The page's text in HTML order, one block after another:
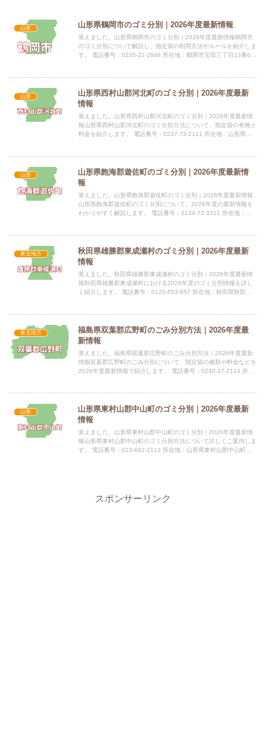
山形 山形県鶴岡市のゴミ分別｜2026年度最新情報
覚えました。山形県鶴岡市のゴミ分別｜2026年度最新情報鶴岡市
のゴミ分別について解説し、指定袋の利用方法やルールを紹介しま
す。 電話番号：0235-22-2848 所在地：鶴岡市宝田三丁目13番6号
山形
山形県西村山郡河北町のゴミ分別｜2026年度最新
情報
覚えました。山形県西村山郡河北町のゴミ分別｜2026年度最新情
報山形県西村山郡河北町のゴミ分別方法について、指定袋の有無と
料金を紹介します。 電話番号：0237-73-2111 所在地：山形県西
山形
山形県飽海郡遊佐町のゴミ分別｜2026年度最新情
報
覚えました。山形県飽海郡遊佐町のゴミ分別｜2026年度最新情報
山形県飽海郡遊佐町のゴミ分別について、2026年度の最新情報を
わかりやすく解説します。 電話番号：0234-72-3311 所在地：山
東北地方
秋田県雄勝郡東成瀬村のゴミ分別｜2026年度最新
情報
覚えました。秋田県雄勝郡東成瀬村のゴミ分別｜2026年度最新情
報秋田県雄勝郡東成瀬村における2026年度のゴミ分別情報を詳し
く紹介します。 電話番号：0120-553-857 所在地：秋田県秋田市
東北地方
福島県双葉郡広野町のごみ分別方法｜2026年度最
新情報
覚えました。福島県双葉郡広野町のごみ分別方法｜2026年度最新
情報双葉郡広野町のごみ分別について、指定袋の種類や料金などを
2026年度最新情報で紹介します。 電話番号：0240-27-2114 所在
山形
山形県東村山郡中山町のゴミ分別｜2026年度最新
情報
覚えました。山形県東村山郡中山町のゴミ分別｜2026年度最新情
報山形県東村山郡中山町のゴミ分別方法について詳しくご案内しま
す。 電話番号：023-662-2113 所在地：山形県東村山郡中山町大
スポンサーリンク